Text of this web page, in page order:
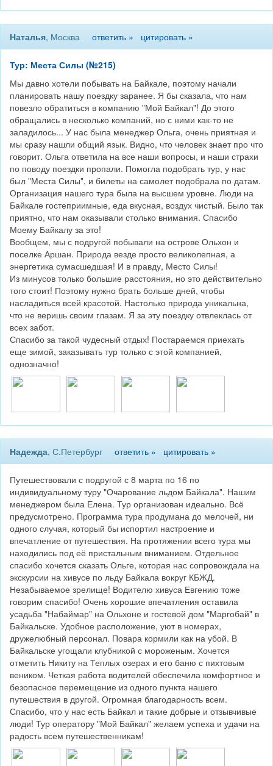
Наталья, Москва ответить » цитировать »
Тур: Места Силы (№215)
Мы давно хотели побывать на Байкале, поэтому начали
планировать нашу поездку заранее. Я бы сказала, что нам
повезло обратиться в компанию "Мой Байкал"! До этого
обращались в несколько компаний, но с ними как-то не
заладилось... У нас была менеджер Ольга, очень приятная и
мы сразу нашли общий язык. Видно, что человек знает про что
говорит. Ольга ответила на все наши вопросы, и наши страхи
по поводу поездки пропали. Помогла подобрать тур, у нас
был "Места Силы", и билеты на самолет подобрала по датам.
Организация нашего тура была на высшем уровне. Люди на
Байкале гостеприимные, еда вкусная, воздух чистый. Было так
приятно, что нам оказывали столько внимания. Спасибо
Моему Байкалу за это!
Вообщем, мы с подругой побывали на острове Ольхон и
поселке Аршан. Природа везде просто великолепная, а
энергетика сумасшедшая! И в правду, Место Силы!
Из минусов только большие расстояния, но это действительно
того стоит! Поэтому нужно брать больше дней, чтобы
насладиться всей красотой. Настолько природа уникальна,
что не веришь своим глазам. Я за эту поездку отвлеклась от
всех забот.
Спасибо за такой чудесный отдых! Постараемся приехать
еще зимой, заказывать тур только с этой компанией,
однозначно!
Надежда, С.Петербург ответить » цитировать »
Путешествовали с подругой с 8 марта по 16 по
индивидуальному туру "Очарование льдом Байкала". Нашим
менеджером была Елена. Тур организован идеально. Всё
предусмотрено. Программа тура продумана до мелочей, ни
одного случая, который бы испортил настроение и
впечатление от путешествия. На протяжении всего тура мы
находились под её пристальным вниманием. Отдельное
спасибо хочется сказать Ольге, которая нас сопровождала на
экскурсии на хивусе по льду Байкала вокруг КБЖД.
Незабываемое зрелище! Водителю хивуса Евгению тоже
говорим спасибо! Очень хорошие впечатления оставила
усадьба "Набаймар" на Ольхоне и гостевой дом "Маргобай" в
Байкальске. Удобное расположение, уют в номерах,
дружелюбный персонал. Повара кормили как на убой. В
Байкальске угощали клубникой с мороженым. Хочется
отметить Никиту на Теплых озерах и его баню с пихтовым
веником. Четкая работа водителей обеспечила комфортное и
безопасное перемещение из одного пункта нашего
путешествия в другой. Огромная благодарность всем.
Спасибо, что у нас есть Байкал и такие добрые и отзывчивые
люди! Тур оператору "Мой Байкал" желаем успеха и удачи на
радость всем путешественникам!